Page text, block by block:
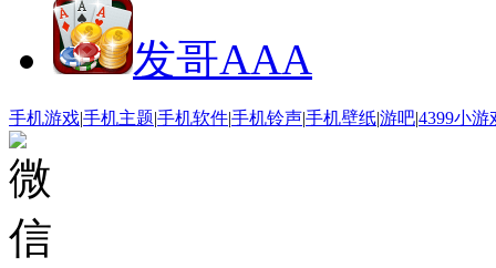
发哥AAA
手机游戏|手机主题|手机软件|手机铃声|手机壁纸|游吧|4399小游